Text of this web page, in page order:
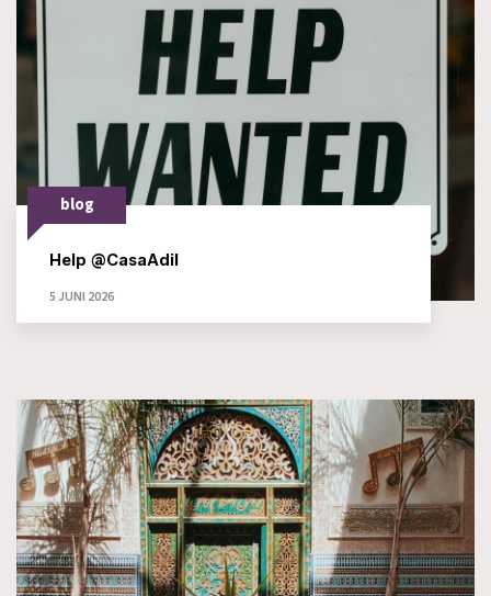
blog
Help @CasaAdil
5 JUNI 2026